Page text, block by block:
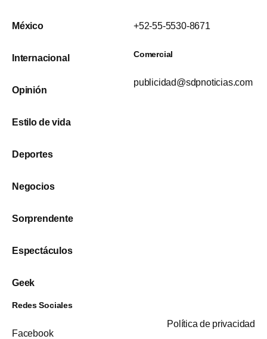
México
Internacional
Opinión
Estilo de vida
Deportes
Negocios
Sorprendente
Espectáculos
Geek
+52-55-5530-8671
Comercial
publicidad@sdpnoticias.com
Redes Sociales
Facebook
Política de privacidad